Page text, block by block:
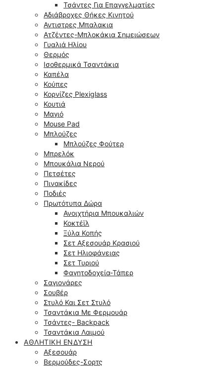
Τσάντες Για Επαγγελματίες
Αδιάβροχες Θήκες Κινητού
Αντιστρες Μπαλακια
Ατζέντες-Μπλοκάκια Σημειώσεων
Γυαλιά Ηλίου
Θερμός
Ισοθερμικά Τσαντάκια
Καπέλα
Κούπες
Κορνίζες Plexiglass
Κουτιά
Μαγιό
Mouse Pad
Μπλούζες
Μπλούζες Φούτερ
Μπρελόκ
Μπουκάλια Νερού
Πετσέτες
Πινακίδες
Ποδιές
Πρωτότυπα Δώρα
Ανοιχτήρια Μπουκαλιών
Κοκτέϊλ
Ξύλα Κοπής
Σετ Αξεσουάρ Κρασιού
Σετ Ηλιοφάνειας
Σετ Τυριού
Φαγητοδοχεία-Τάπερ
Σαγιονάρες
Σουβέρ
Στυλό Και Σετ Στυλό
Τσαντάκια Με Φερμουάρ
Τσάντες- Backpack
Τσαντάκια Λαιμού
ΑΘΛΗΤΙΚΉ ΈΝΔΥΣΗ
Αξεσουάρ
Βερμούδες-Σορτς